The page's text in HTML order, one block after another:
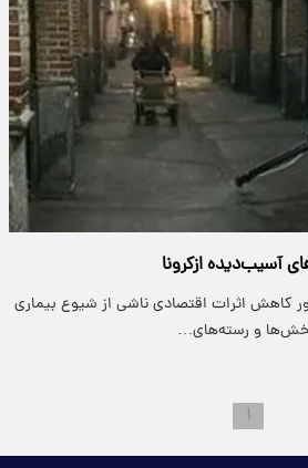
آسیب‌دیده ازکرونا
کاهش اثرات اقتصادی ناشی از شیوع بیماری
و رسته‌های…
۱